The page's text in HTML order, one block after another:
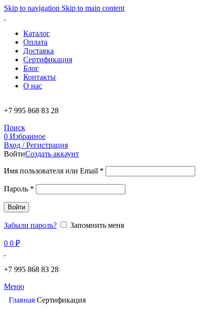
Skip to navigation Skip to main content
Каталог
Оплата
Доставка
Сертификация
Блог
Контакты
О нас
+7 995 868 83 28
Поиск
0 Избранное
Вход / Регистрация
ВойтиСоздать аккаунт
Имя пользователя или Email *
Пароль *
Войти
Забыли пароль? Запомнить меня
0 0 ₽
+7 995 868 83 28
Меню
Главная Сертификация